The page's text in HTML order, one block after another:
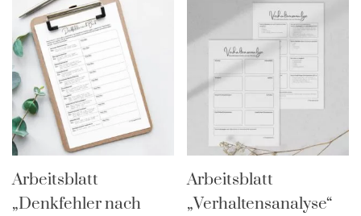
Arbeitsblatt
„Denkfehler nach
Arbeitsblatt
„Verhaltensanalyse“